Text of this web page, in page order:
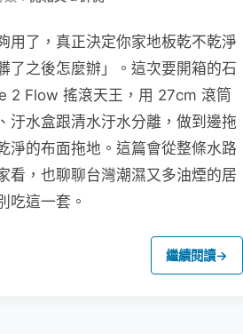
用了，真正決定你家地板乾不乾淨
了之後怎麼辦」。這次要開箱的石
2 Flow 搖滾天王，用 27cm 滾筒
汙水盒跟清水汙水分離，做到邊拖
淨的布面拖地。這篇會從整條水路
看，也聊聊台灣潮濕又多油煙的居
吃這一套。
繼續閱讀→